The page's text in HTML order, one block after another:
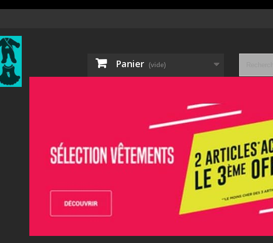
Panier (vide)